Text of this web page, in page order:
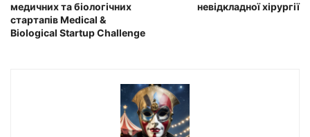
медичних та біологічних
стартапів Medical &
Biological Startup Challenge
невідкладної хірургії